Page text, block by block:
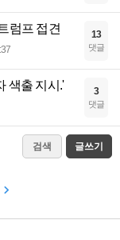
럼프 접견 13
댓글
색출 지시.' 3
댓글
검색 글쓰기